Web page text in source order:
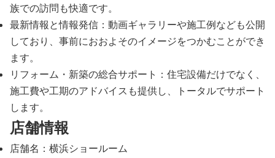
族での訪問も快適です。
最新情報と情報発信：動画ギャラリーや施工例なども公開
しており、事前におおよそのイメージをつかむことができ
ます。
リフォーム・新築の総合サポート：住宅設備だけでなく、
施工費や工期のアドバイスも提供し、トータルでサポート
します。
店舗情報
店舗名：横浜ショールーム